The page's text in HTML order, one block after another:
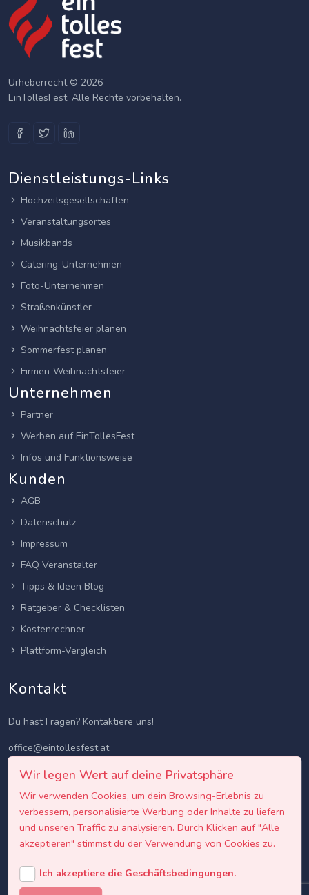
Urheberrecht © 2026
EinTollesFest. Alle Rechte vorbehalten.
Dienstleistungs-Links
Hochzeitsgesellschaften
Veranstaltungsortes
Musikbands
Catering-Unternehmen
Foto-Unternehmen
Straßenkünstler
Weihnachtsfeier planen
Sommerfest planen
Firmen-Weihnachtsfeier
Unternehmen
Partner
Werben auf EinTollesFest
Infos und Funktionsweise
Kunden
AGB
Datenschutz
Impressum
FAQ Veranstalter
Tipps & Ideen Blog
Ratgeber & Checklisten
Kostenrechner
Plattform-Vergleich
Kontakt
Du hast Fragen? Kontaktiere uns!
office@eintollesfest.at
Wir legen Wert auf deine Privatsphäre
Wir verwenden Cookies, um dein Browsing-Erlebnis zu
verbessern, personalisierte Werbung oder Inhalte zu liefern
und unseren Traffic zu analysieren. Durch Klicken auf "Alle
akzeptieren" stimmst du der Verwendung von Cookies zu.
Ich akzeptiere die Geschäftsbedingungen.